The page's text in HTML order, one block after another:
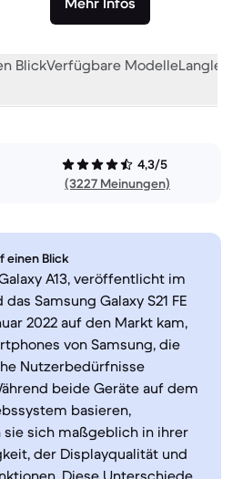
BlickVerfügbare Modelle
4,3/5
(3227 Meinungen)
einen Blick
A13, veröffentlicht im
das Samsung Galaxy S21 FE
2022 auf den Markt kam,
von Samsung, die
Nutzerbedürfnisse
beide Geräte auf dem
basieren,
sich maßgeblich in ihrer
der Displayqualität und
Diese Unterschiede